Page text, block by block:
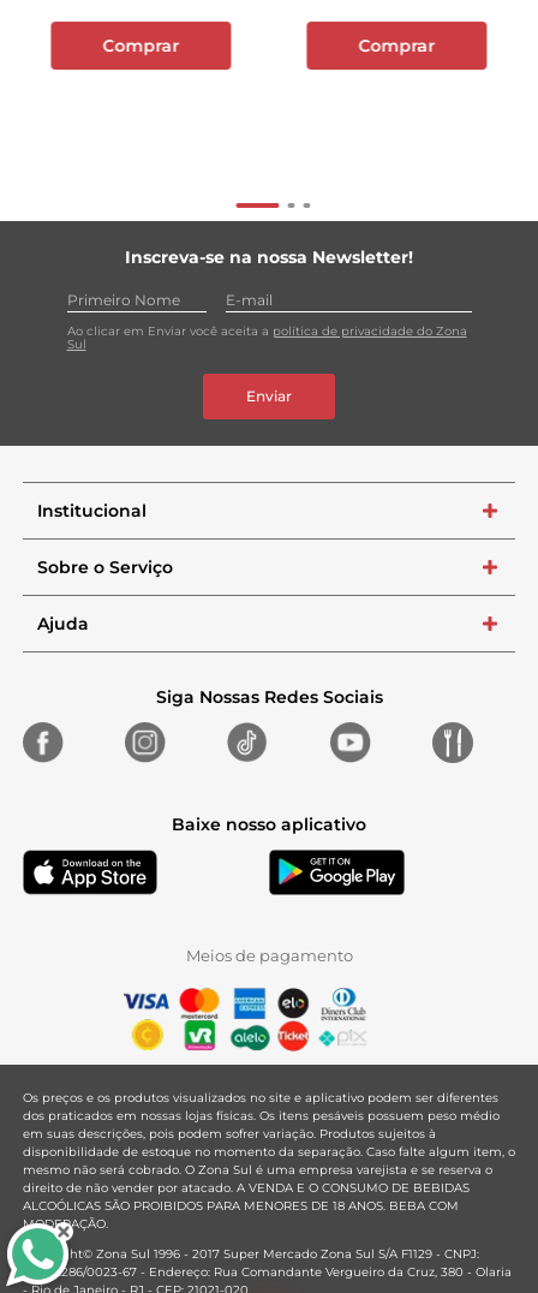
Comprar Comprar
Inscreva-se na nossa Newsletter!
Ao clicar em Enviar você aceita a política de privacidade do Zona
Sul
Enviar
Institucional +
Sobre o Serviço +
Ajuda +
Siga Nossas Redes Sociais
Baixe nosso aplicativo
Meios de pagamento
Os preços e os produtos visualizados no site e aplicativo podem ser diferentes
dos praticados em nossas lojas físicas. Os itens pesáveis possuem peso médio
em suas descrições, pois podem sofrer variação. Produtos sujeitos à
disponibilidade de estoque no momento da separação. Caso falte algum item, o
mesmo não será cobrado. O Zona Sul é uma empresa varejista e se reserva o
direito de não vender por atacado. A VENDA E O CONSUMO DE BEBIDAS
ALCOÓLICAS SÃO PROIBIDOS PARA MENORES DE 18 ANOS. BEBA COM
MODERAÇÃO.
Copyright© Zona Sul 1996 - 2017 Super Mercado Zona Sul S/A F1129 - CNPJ:
33.381.286/0023-67 - Endereço: Rua Comandante Vergueiro da Cruz, 380 - Olaria